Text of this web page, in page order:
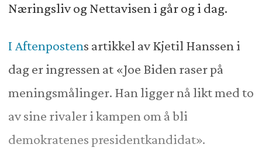
Næringsliv og Nettavisen i går og i dag.
I Aftenpostens artikkel av Kjetil Hanssen i
dag er ingressen at «Joe Biden raser på
meningsmålinger. Han ligger nå likt med to
av sine rivaler i kampen om å bli
demokratenes presidentkandidat».